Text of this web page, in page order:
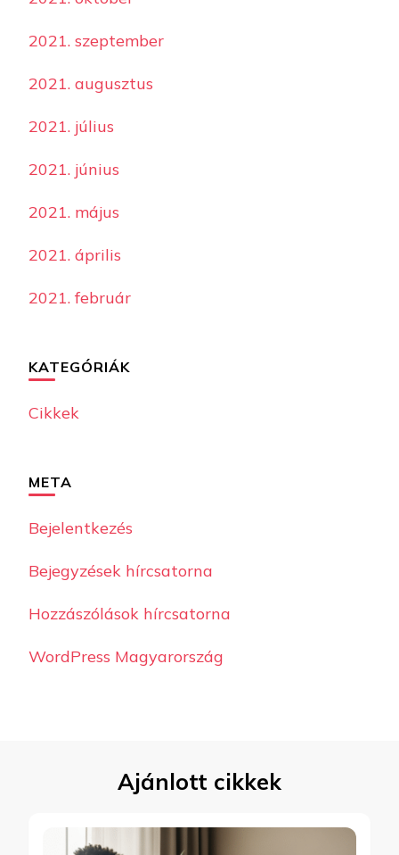
2021. szeptember
2021. augusztus
2021. július
2021. június
2021. május
2021. április
2021. február
KATEGÓRIÁK
Cikkek
META
Bejelentkezés
Bejegyzések hírcsatorna
Hozzászólások hírcsatorna
WordPress Magyarország
Ajánlott cikkek